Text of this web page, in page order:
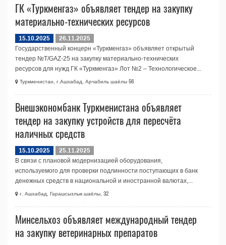
ГК «Туркменгаз» объявляет тендер на закупку
материально-технических ресурсов
15.10.2025
26.11.2025
Государственный концерн «Туркменгаз» объявляет открытый
тендер №T/GAZ-25 на закупку материально-технических
ресурсов для нужд ГК «Туркменгаз» Лот №2 – Технологическое...
Туркменистан, г.Ашхабад, Арчабиль шаёлы 56
Внешэкономбанк Туркменистана объявляет
тендер на закупку устройств для пересчёта
наличных средств
15.10.2025
25.11.2025
В связи с плановой модернизацией оборудования,
используемого для проверки подлинности поступающих в банк
денежных средств в национальной и иностранной валютах,...
г. Ашхабад, Гарашсызлык шаёлы, 32
Минсельхоз объявляет международный тендер
на закупку ветеринарных препаратов